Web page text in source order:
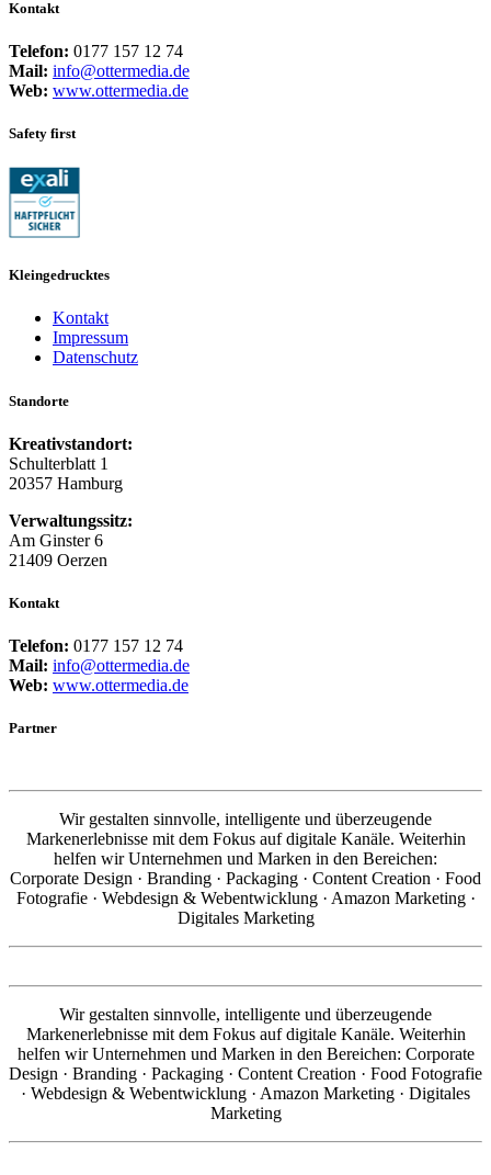
Kontakt
Telefon: 0177 157 12 74
Mail: info@ottermedia.de
Web: www.ottermedia.de
Safety first
Kleingedrucktes
Kontakt
Impressum
Datenschutz
Standorte
Kreativstandort:
Schulterblatt 1
20357 Hamburg
Verwaltungssitz:
Am Ginster 6
21409 Oerzen
Kontakt
Telefon: 0177 157 12 74
Mail: info@ottermedia.de
Web: www.ottermedia.de
Partner
Wir gestalten sinnvolle, intelligente und überzeugende
Markenerlebnisse mit dem Fokus auf digitale Kanäle. Weiterhin
helfen wir Unternehmen und Marken in den Bereichen:
Corporate Design · Branding · Packaging · Content Creation · Food
Fotografie · Webdesign & Webentwicklung · Amazon Marketing ·
Digitales Marketing
Wir gestalten sinnvolle, intelligente und überzeugende
Markenerlebnisse mit dem Fokus auf digitale Kanäle. Weiterhin
helfen wir Unternehmen und Marken in den Bereichen: Corporate
Design · Branding · Packaging · Content Creation · Food Fotografie
· Webdesign & Webentwicklung · Amazon Marketing · Digitales
Marketing